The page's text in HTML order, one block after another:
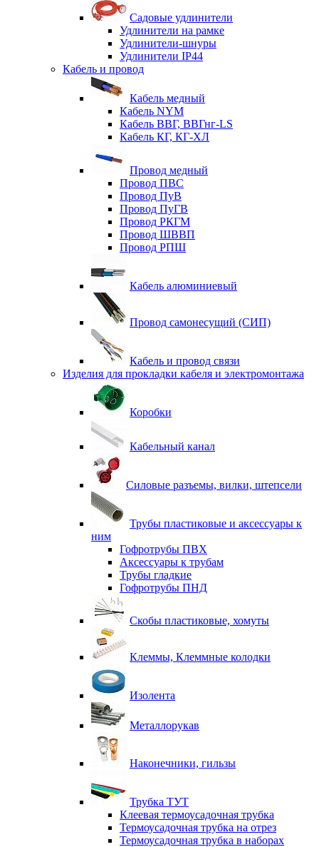
Садовые удлинители
Удлинители на рамке
Удлинители-шнуры
Удлинители IP44
Кабель и провод
Кабель медный
Кабель NYM
Кабель ВВГ, ВВГнг-LS
Кабель КГ, КГ-ХЛ
Провод медный
Провод ПВС
Провод ПуВ
Провод ПуГВ
Провод РКГМ
Провод ШВВП
Провод РПШ
Кабель алюминиевый
Провод самонесущий (СИП)
Кабель и провод связи
Изделия для прокладки кабеля и электромонтажа
Коробки
Кабельный канал
Силовые разъемы, вилки, штепсели
Трубы пластиковые и аксессуары к
ним
Гофротрубы ПВХ
Аксессуары к трубам
Трубы гладкие
Гофротрубы ПНД
Скобы пластиковые, хомуты
Клеммы, Клеммные колодки
Изолента
Металлорукав
Наконечники, гильзы
Трубка ТУТ
Клеевая термоусадочная трубка
Термоусадочная трубка на отрез
Термоусадочная трубка в наборах